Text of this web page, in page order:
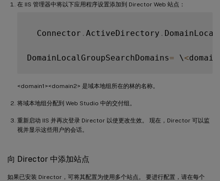
在 IIS 管理器中将以下应用程序设置添加到 Director Web 站点：
  Connector
. ActiveDirectory .
DomainLocalGroupSearchDomains= \<
<domain1><domain2> 是域本地组所在的林的名称。
将域本地组分配到 Web Studio 中的交付组。
重新启动 IIS 并再次登录 Director 以使更改生效。 现在，Director 可以监
视并显示这些用户的会话。
向 Director 中添加站点
如果已安装 Director，可将其配置为使用多个站点。 要进行配置，请在每个